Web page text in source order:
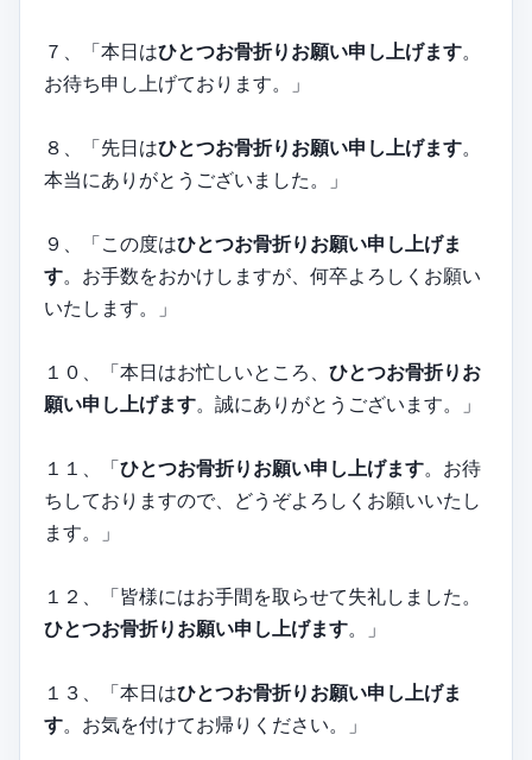
７、「本日はひとつお骨折りお願い申し上げます。
お待ち申し上げております。」
８、「先日はひとつお骨折りお願い申し上げます。
本当にありがとうございました。」
９、「この度はひとつお骨折りお願い申し上げま
す。お手数をおかけしますが、何卒よろしくお願い
いたします。」
１０、「本日はお忙しいところ、 ひとつお骨折りお
願い申し上げます。誠にありがとうございます。」
１１、「ひとつお骨折りお願い申し上げます。お待
ちしておりますので、どうぞよろしくお願いいたし
ます。」
１２、「皆様にはお手間を取らせて失礼しました。
ひとつお骨折りお願い申し上げます。」
１３、「本日はひとつお骨折りお願い申し上げま
す。お気を付けてお帰りください。」